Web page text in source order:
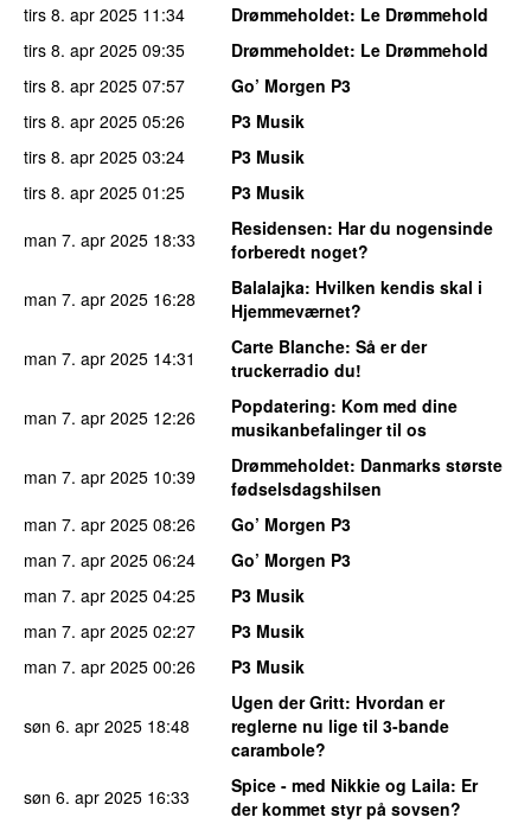
tirs 8. apr 2025 11:34 Drømmeholdet: Le Drømmehold
tirs 8. apr 2025 09:35 Drømmeholdet: Le Drømmehold
tirs 8. apr 2025 07:57
Go’ Morgen P3
tirs 8. apr 2025 05:26
P3 Musik
tirs 8. apr 2025 03:24
P3 Musik
tirs 8. apr 2025 01:25
P3 Musik
man 7. apr 2025 18:33 Residensen: Har du nogensinde
forberedt noget?
man 7. apr 2025 16:28 Balalajka: Hvilken kendis skal i
Hjemmeværnet?
man 7. apr 2025 14:31 Carte Blanche: Så er der
truckerradio du!
man 7. apr 2025 12:26 Popdatering: Kom med dine
musikanbefalinger til os
man 7. apr 2025 10:39 Drømmeholdet: Danmarks største
fødselsdagshilsen
man 7. apr 2025 08:26
Go’ Morgen P3
man 7. apr 2025 06:24
Go’ Morgen P3
man 7. apr 2025 04:25
P3 Musik
man 7. apr 2025 02:27
P3 Musik
man 7. apr 2025 00:26 P3 Musik
søn 6. apr 2025 18:48
Ugen der Gritt: Hvordan er
reglerne nu lige til 3-bande
carambole?
søn 6. apr 2025 16:33 Spice - med Nikkie og Laila: Er
der kommet styr på sovsen?